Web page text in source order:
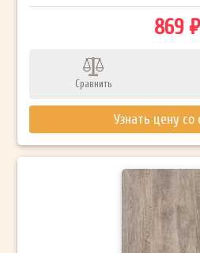
869 ₽
Сравнить
Узнать цену со